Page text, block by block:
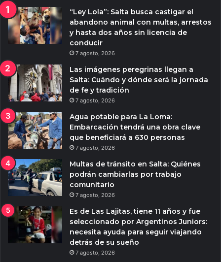
“Ley Lola”: Salta busca castigar el
abandono animal con multas, arrestos
y hasta dos años sin licencia de
conducir
7 agosto, 2026
Las imágenes peregrinas llegan a
Salta: Cuándo y dónde será la jornada
de fe y tradición
7 agosto, 2026
Agua potable para La Loma:
Embarcación tendrá una obra clave
que beneficiará a 630 personas
7 agosto, 2026
Multas de tránsito en Salta: Quiénes
podrán cambiarlas por trabajo
comunitario
7 agosto, 2026
Es de Las Lajitas, tiene 11 años y fue
seleccionado por Argentinos Juniors:
necesita ayuda para seguir viajando
detrás de su sueño
7 agosto, 2026